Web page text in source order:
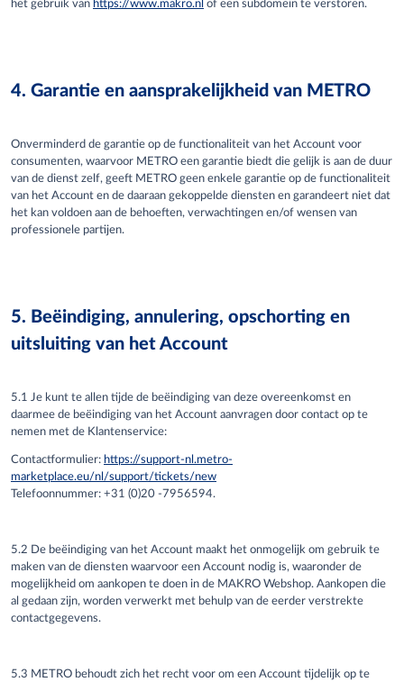
het gebruik van https://www.makro.nl of een subdomein te verstoren.
4. Garantie en aansprakelijkheid van METRO
Onverminderd de garantie op de functionaliteit van het Account voor
consumenten, waarvoor METRO een garantie biedt die gelijk is aan de duur
van de dienst zelf, geeft METRO geen enkele garantie op de functionaliteit
van het Account en de daaraan gekoppelde diensten en garandeert niet dat
het kan voldoen aan de behoeften, verwachtingen en/of wensen van
professionele partijen.
5. Beëindiging, annulering, opschorting en
uitsluiting van het Account
5.1 Je kunt te allen tijde de beëindiging van deze overeenkomst en
daarmee de beëindiging van het Account aanvragen door contact op te
nemen met de Klantenservice:
Contactformulier: https://support-nl.metro-
marketplace.eu/nl/support/tickets/new
Telefoonnummer: +31 (0)20 -7956594.
5.2 De beëindiging van het Account maakt het onmogelijk om gebruik te
maken van de diensten waarvoor een Account nodig is, waaronder de
mogelijkheid om aankopen te doen in de MAKRO Webshop. Aankopen die
al gedaan zijn, worden verwerkt met behulp van de eerder verstrekte
contactgegevens.
5.3 METRO behoudt zich het recht voor om een Account tijdelijk op te